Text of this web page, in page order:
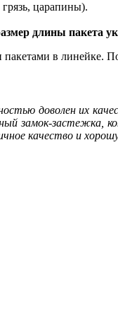
царапины).
длины пакета
в линейке.
доволен их
замок-
качество и